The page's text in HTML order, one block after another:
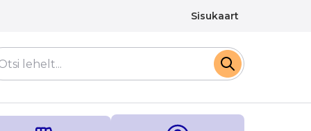
Sisukaart